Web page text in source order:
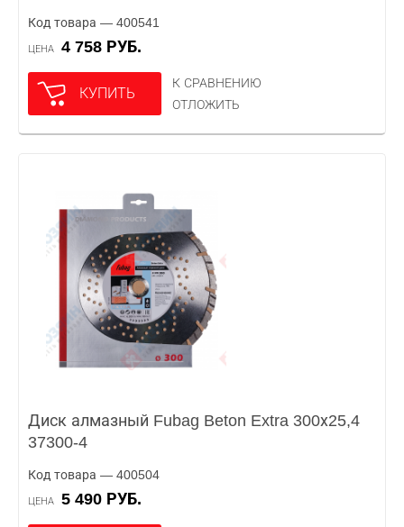
Код товара — 400541
ЦЕНА 4 758 РУБ.
КУПИТЬ
К СРАВНЕНИЮ
ОТЛОЖИТЬ
Диск алмазный Fubag Beton Extra 300х25,4
37300-4
Код товара — 400504
ЦЕНА 5 490 РУБ.